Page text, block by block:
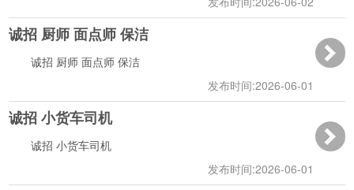
诚招 厨师 面点师 保洁
发布时间:2026-06-01
诚招 厨师 面点师 保洁
诚招 小货车司机
发布时间:2026-06-01
诚招 小货车司机